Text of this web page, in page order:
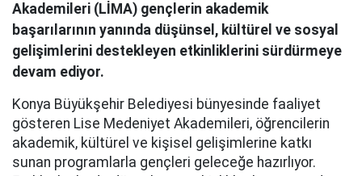
Akademileri (LİMA) gençlerin akademik
başarılarının yanında düşünsel, kültürel ve sosyal
gelişimlerini destekleyen etkinliklerini sürdürmeye
devam ediyor.
Konya Büyükşehir Belediyesi bünyesinde faaliyet
gösteren Lise Medeniyet Akademileri, öğrencilerin
akademik, kültürel ve kişisel gelişimlerine katkı
sunan programlarla gençleri geleceğe hazırlıyor.